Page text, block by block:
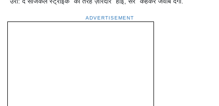
ADVERTISEMENT